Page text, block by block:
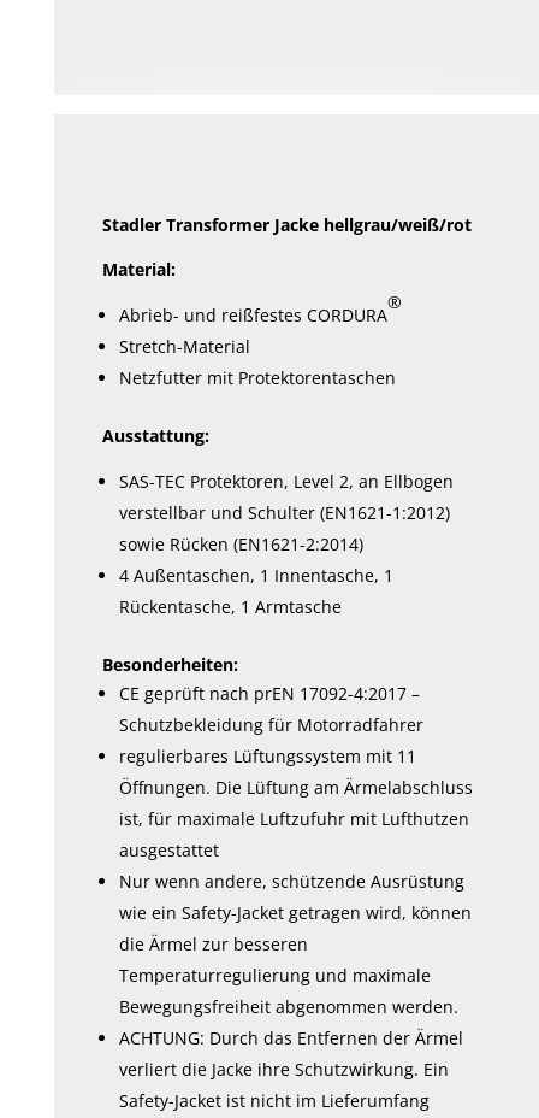
Stadler Transformer Jacke hellgrau/weiß/rot
Material:
Abrieb- und reißfestes CORDURA
®
Stretch-Material
Netzfutter mit Protektorentaschen
Ausstattung:
SAS-TEC Protektoren, Level 2, an Ellbogen
verstellbar und Schulter (EN1621-1:2012)
sowie Rücken (EN1621-2:2014)
4 Außentaschen, 1 Innentasche, 1
Rückentasche, 1 Armtasche
Besonderheiten:
CE geprüft nach prEN 17092-4:2017 –
Schutzbekleidung für Motorradfahrer
regulierbares Lüftungssystem mit 11
Öffnungen. Die Lüftung am Ärmelabschluss
ist, für maximale Luftzufuhr mit Lufthutzen
ausgestattet
Nur wenn andere, schützende Ausrüstung
wie ein Safety-Jacket getragen wird, können
die Ärmel zur besseren
Temperaturregulierung und maximale
Bewegungsfreiheit abgenommen werden.
ACHTUNG: Durch das Entfernen der Ärmel
verliert die Jacke ihre Schutzwirkung. Ein
Safety-Jacket ist nicht im Lieferumfang